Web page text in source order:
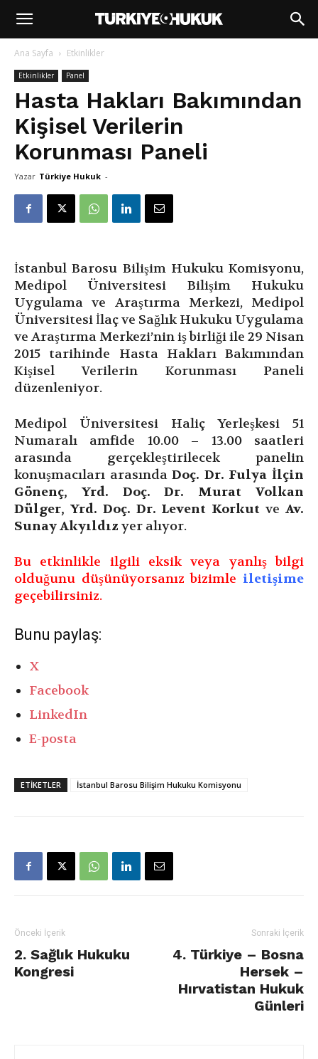
Ana Sayfa Etkinlikler
Etkinlikler Panel
Hasta Hakları Bakımından
Kişisel Verilerin
Korunması Paneli
Yazar Türkiye Hukuk -
İstanbul Barosu Bilişim Hukuku Komisyonu,
Medipol Üniversitesi Bilişim Hukuku
Uygulama ve Araştırma Merkezi, Medipol
Üniversitesi İlaç ve Sağlık Hukuku Uygulama
ve Araştırma Merkezi’nin iş birliği ile 29 Nisan
2015 tarihinde Hasta Hakları Bakımından
Kişisel Verilerin Korunması Paneli
düzenleniyor.
Medipol Üniversitesi Haliç Yerleşkesi 51
Numaralı amfide 10.00 – 13.00 saatleri
arasında gerçekleştirilecek panelin
konuşmacıları arasındaDoç. Dr. Fulya İlçin
Gönenç, Yrd. Doç. Dr. Murat Volkan
Dülger, Yrd. Doç. Dr. Levent Korkut veAv.
Sunay Akyıldız yer alıyor.
Bu etkinlikle ilgili eksik veya yanlış bilgi
olduğunu düşünüyorsanız bizimle iletişime
geçebilirsiniz.
Bunu paylaş:
X
Facebook
LinkedIn
E-posta
ETIKETLER İstanbul Barosu Bilişim Hukuku Komisyonu
Önceki İçerik
2. Sağlık Hukuku
Kongresi
Sonraki İçerik
4. Türkiye – Bosna
Hersek –
Hırvatistan Hukuk
Günleri